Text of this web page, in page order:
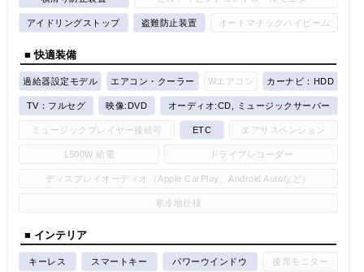
アイドリングストップ 盗難防止装置 オートマチックハイビーム
■ 快適装備
過給器設定モデル エアコン・クーラー Wエアコン カーナビ：HDD
TV：フルセグ 映像:DVD オーディオ:CD, ミュージックサーバー
ミュージックプレイヤー接続可 ETC エアサスペンション
1500W 給電 ドライブレコーダー
ディスプレイオーディオ（Apple CarPlay、Android Autoなど）
寒冷地仕様
■ インテリア
キーレス スマートキー パワーウインドウ 後席モニター